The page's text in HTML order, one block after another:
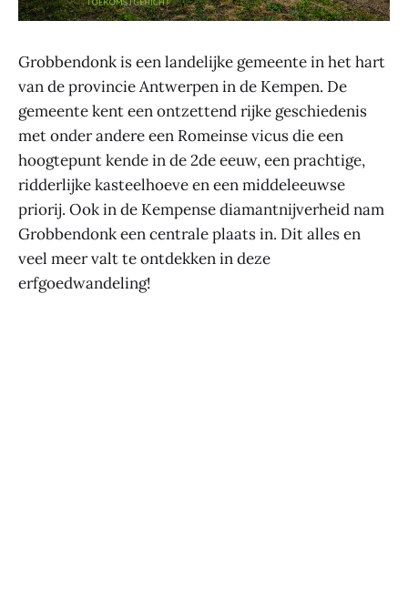
Grobbendonk is een landelijke gemeente in het hart
van de provincie Antwerpen in de Kempen. De
gemeente kent een ontzettend rijke geschiedenis
met onder andere een Romeinse vicus die een
hoogtepunt kende in de 2de eeuw, een prachtige,
ridderlijke kasteelhoeve en een middeleeuwse
priorij. Ook in de Kempense diamantnijverheid nam
Grobbendonk een centrale plaats in. Dit alles en
veel meer valt te ontdekken in deze
erfgoedwandeling!